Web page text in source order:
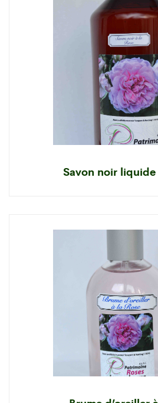
Savon noir liquide